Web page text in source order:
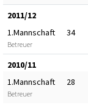
2011/12
1.Mannschaft
Betreuer
34
2010/11
1.Mannschaft
Betreuer
28